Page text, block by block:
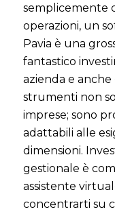
semplicemente
operazioni, un
Pavia è una
fantastico
azienda e
strumenti non
imprese; sono
adattabili alle
dimensioni.
gestionale è
assistente
concentrarti su